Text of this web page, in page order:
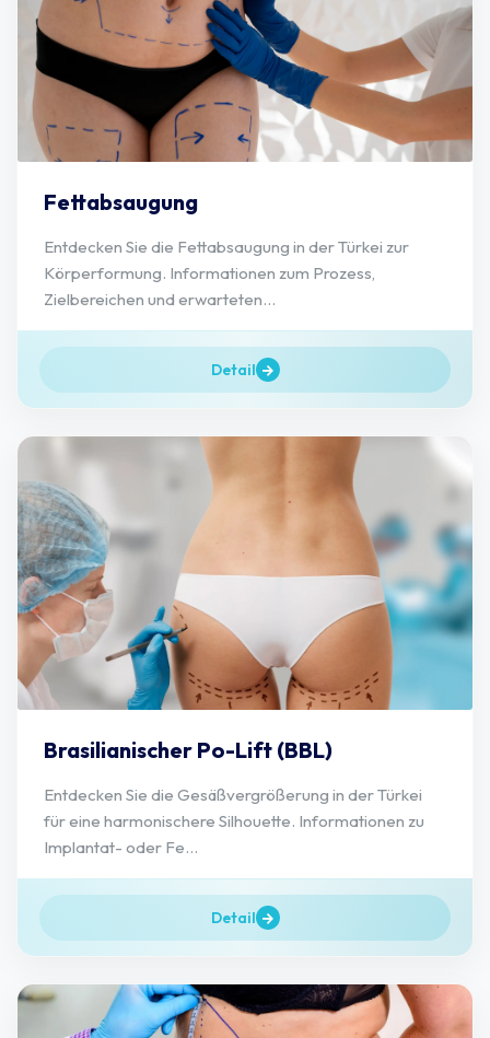
Fettabsaugung
Entdecken Sie die Fettabsaugung in der Türkei zur
Körperformung. Informationen zum Prozess,
Zielbereichen und erwarteten...
Detail
Brasilianischer Po-Lift (BBL)
Entdecken Sie die Gesäßvergrößerung in der Türkei
für eine harmonischere Silhouette. Informationen zu
Implantat- oder Fe...
Detail